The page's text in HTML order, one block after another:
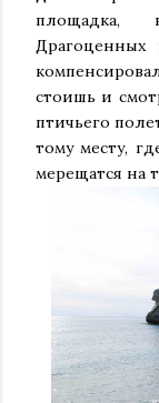
площадка,
стоишь и
птичьего
тому месту,
мерещатся на